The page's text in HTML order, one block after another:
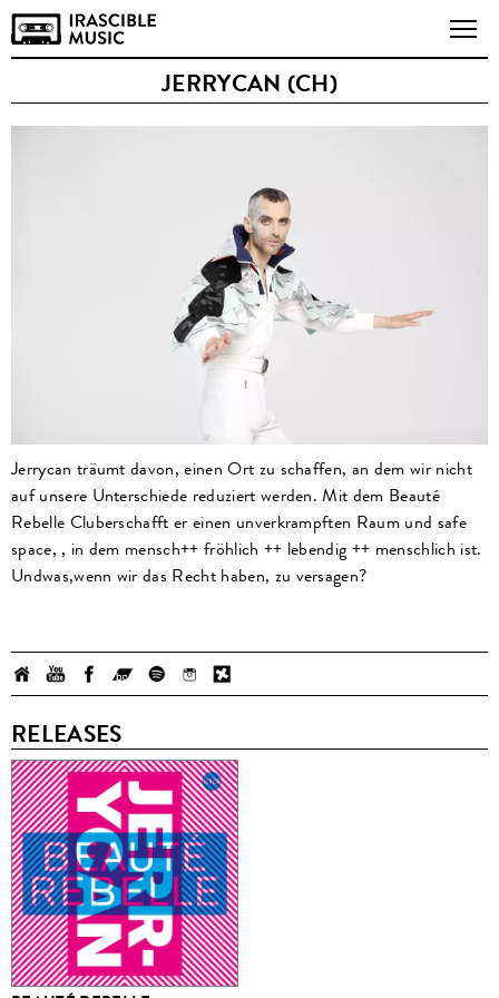
JERRYCAN (CH)
Jerrycan träumt davon, einen Ort zu schaffen, an dem wir nicht
auf unsere Unterschiede reduziert werden. Mit dem Beauté
Rebelle Cluberschafft er einen unverkrampften Raum und safe
space, , in dem mensch++ fröhlich ++ lebendig ++ menschlich ist.
Undwas,wenn wir das Recht haben, zu versagen?
RELEASES